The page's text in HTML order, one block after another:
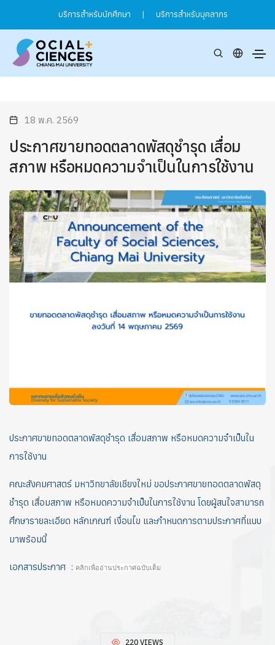
บริการสำหรับนักศึกษา | บริการสำหรับบุคลากร
18 พ.ค. 2569
ประกาศขายทอดตลาดพัสดุชำรุด เสื่อม
สภาพ หรือหมดความจำเป็นในการใช้งาน
ประกาศขายทอดตลาดพัสดุชำรุด เสื่อมสภาพ หรือหมดความจำเป็นใน
การใช้งาน
คณะสังคมศาสตร์ มหาวิทยาลัยเชียงใหม่ ขอประกาศขายทอดตลาดพัสดุ
ชำรุด เสื่อมสภาพ หรือหมดความจำเป็นในการใช้งาน โดยผู้สนใจสามารถ
ศึกษารายละเอียด หลักเกณฑ์ เงื่อนไข และกำหนดการตามประกาศที่แนบ
มาพร้อมนี้
เอกสารประกาศ : คลิกเพื่ออ่านประกาศฉบับเต็ม
220 VIEWS